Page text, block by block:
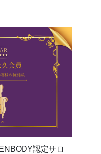
認定サロ